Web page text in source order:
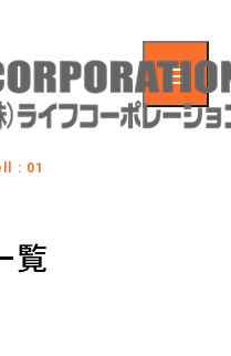
: 01
覧